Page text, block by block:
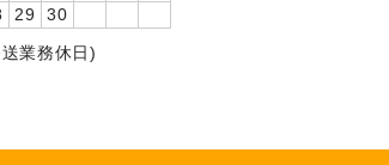
29
30
業務休日)